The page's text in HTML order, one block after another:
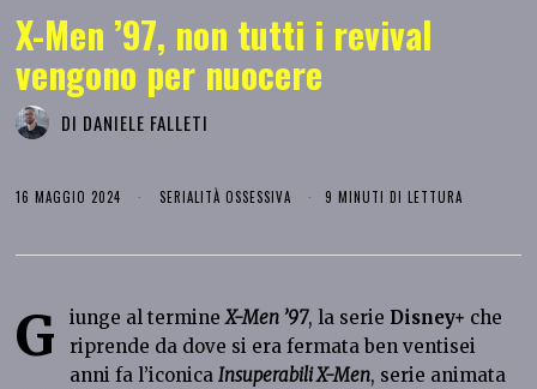
X-Men ’97, non tutti i revival
vengono per nuocere
DI DANIELE FALLETI
16 MAGGIO 2024 SERIALITÀ OSSESSIVA 9 MINUTI DI LETTURA
G iunge al termineX-Men ’97, la serie Disney+ che
riprende da dove si era fermata ben ventisei
anni fa l’iconicaInsuperabili X-Men, serie animata